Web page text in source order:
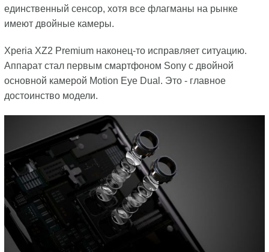
единственный сенсор, хотя все флагманы на рынке
имеют двойные камеры.
Xperia XZ2 Premium наконец-то исправляет ситуацию.
Аппарат стал первым смартфоном Sony с двойной
основной камерой Motion Eye Dual. Это - главное
достоинство модели.